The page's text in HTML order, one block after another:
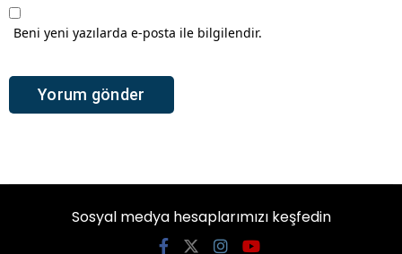
Beni yeni yazılarda e-posta ile bilgilendir.
Sosyal medya hesaplarımızı keşfedin